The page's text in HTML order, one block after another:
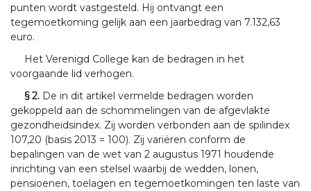
punten wordt vastgesteld. Hij ontvangt een
tegemoetkoming gelijk aan een jaarbedrag van 7.132,63
euro.
Het Verenigd College kan de bedragen in het
voorgaande lid verhogen.
§ 2. De in dit artikel vermelde bedragen worden
gekoppeld aan de schommelingen van de afgevlakte
gezondheidsindex. Zij worden verbonden aan de spilindex
107,20 (basis 2013 = 100). Zij variëren conform de
bepalingen van de wet van 2 augustus 1971 houdende
inrichting van een stelsel waarbij de wedden, lonen,
pensioenen, toelagen en tegemoetkomingen ten laste van